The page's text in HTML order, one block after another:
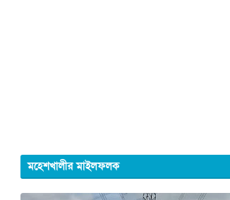
মহেশখালীর মাইলফলক